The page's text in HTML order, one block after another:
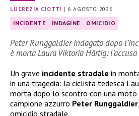
LUCREZIA CIOTTI | 6 AGOSTO 2026
INCIDENTE INDAGINE OMICIDIO
Peter Runggaldier indagato dopo
è morta Laura Viktoria Härtig:
Un grave incidente stradale in
in una tragedia: la ciclista tedesca
morta dopo lo scontro con una moto
campione azzurro Peter Runggaldier
omicidio stradale.